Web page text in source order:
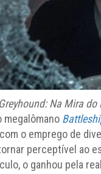
Greyhound: Na Mira
megalômano
o emprego de
perceptível ao
o ganhou pela